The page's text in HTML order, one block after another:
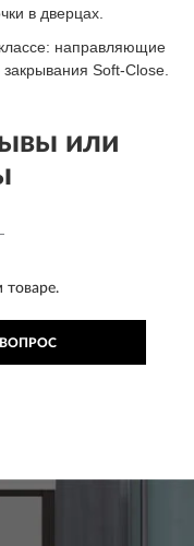
в дверцах.
направляющие
Soft-Close.
или
товаре.